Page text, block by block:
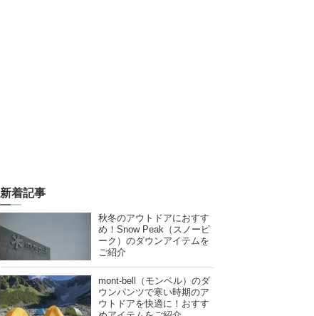
新着記事
秋冬のアウトドアにおすす
め！Snow Peak（スノーピ
ーク）のダウンアイテムを
ご紹介
mont-bell（モンベル）のダ
ウンパンツで寒い時期のア
ウトドアを快適に！おすす